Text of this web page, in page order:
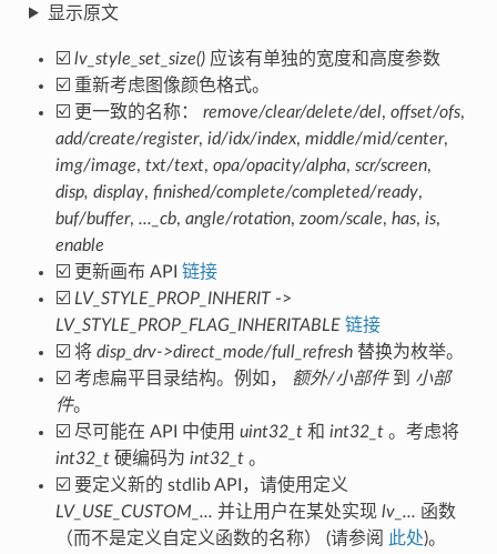
显示原文
☑️ lv_style_set_size()应该有单独的宽度和高度参数
☑️ 重新考虑图像颜色格式。
☑️ 更一致的名称： remove/clear/delete/del, offset/ofs,
add/create/register, id/idx/index, middle/mid/center,
img/image, txt/text, opa/opacity/alpha, scr/screen,
disp, display, finished/complete/completed/ready,
buf/buffer, ..._cb, angle/rotation, zoom/scale, has, is,
enable
☑️ 更新画布 API 链接
☑️ LV_STYLE_PROP_INHERIT->
LV_STYLE_PROP_FLAG_INHERITABLE 链接
☑️ 将 disp_drv->direct_mode/full_refresh替换为枚举。
☑️ 考虑扁平目录结构。例如，
额外/小部件到 小部
件。
☑️ 尽可能在 API 中使用 uint32_t和 int32_t。考虑将
int32_t硬编码为 int32_t。
☑️ 要定义新的 stdlib API，请使用定义
LV_USE_CUSTOM_... 并让用户在某处实现 lv_... 函数
（而不是定义自定义函数的名称） (请参阅 此处)。